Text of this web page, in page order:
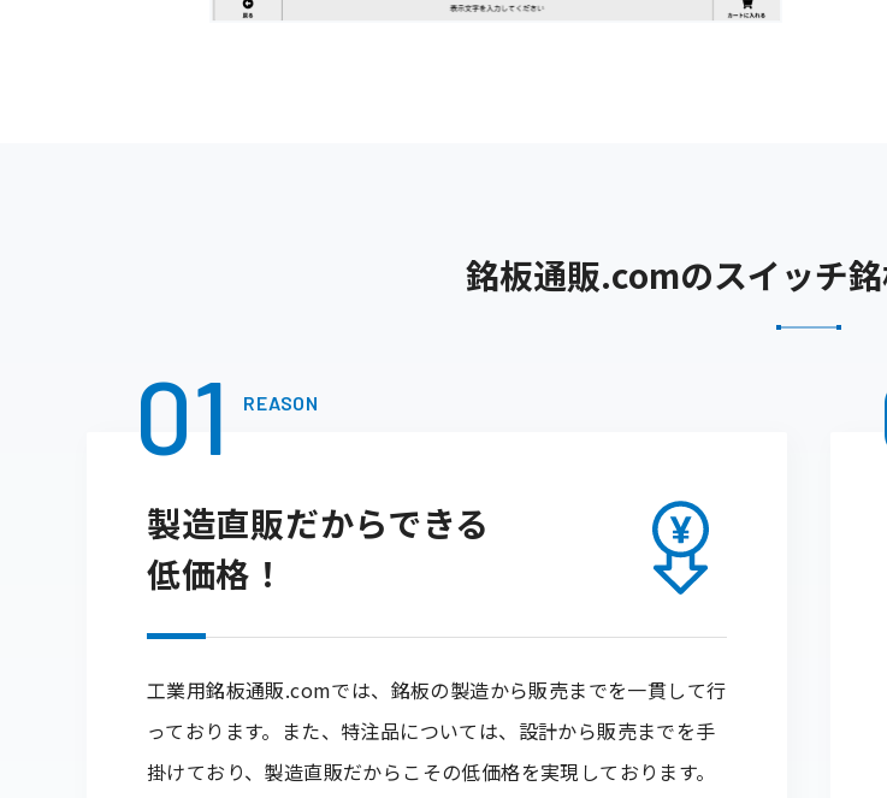
銘板通販.comのスイッチ
01 REASON
製造直販だからできる
低価格！
工業用銘板通販.comでは、銘板の製造から販売までを一貫して行
っております。また、特注品については、設計から販売までを手
掛けており、製造直販だからこその低価格を実現しております。